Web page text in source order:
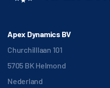
Apex Dynamics BV
Churchilllaan 101
5705 BK Helmond
Nederland